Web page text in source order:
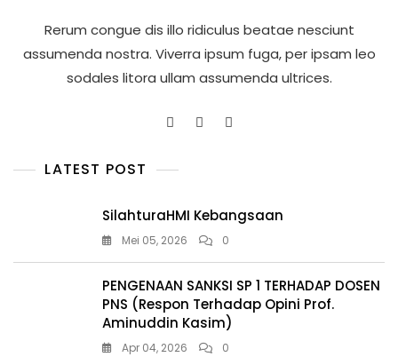
Rerum congue dis illo ridiculus beatae nesciunt
assumenda nostra. Viverra ipsum fuga, per ipsam leo
sodales litora ullam assumenda ultrices.
LATEST POST
SilahturaHMI Kebangsaan
Mei 05, 2026 0
PENGENAAN SANKSI SP 1 TERHADAP DOSEN
PNS (Respon Terhadap Opini Prof.
Aminuddin Kasim)
Apr 04, 2026 0